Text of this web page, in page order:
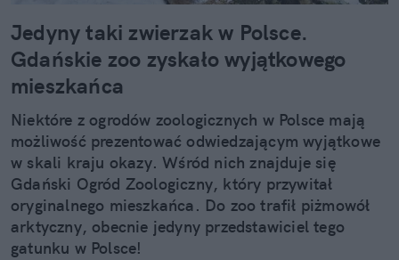
Jedyny taki zwierzak w Polsce.
Gdańskie zoo zyskało wyjątkowego
mieszkańca
Niektóre z ogrodów zoologicznych w Polsce mają
możliwość prezentować odwiedzającym wyjątkowe
w skali kraju okazy. Wśród nich znajduje się
Gdański Ogród Zoologiczny, który przywitał
oryginalnego mieszkańca. Do zoo trafił piżmowół
arktyczny, obecnie jedyny przedstawiciel tego
gatunku w Polsce!